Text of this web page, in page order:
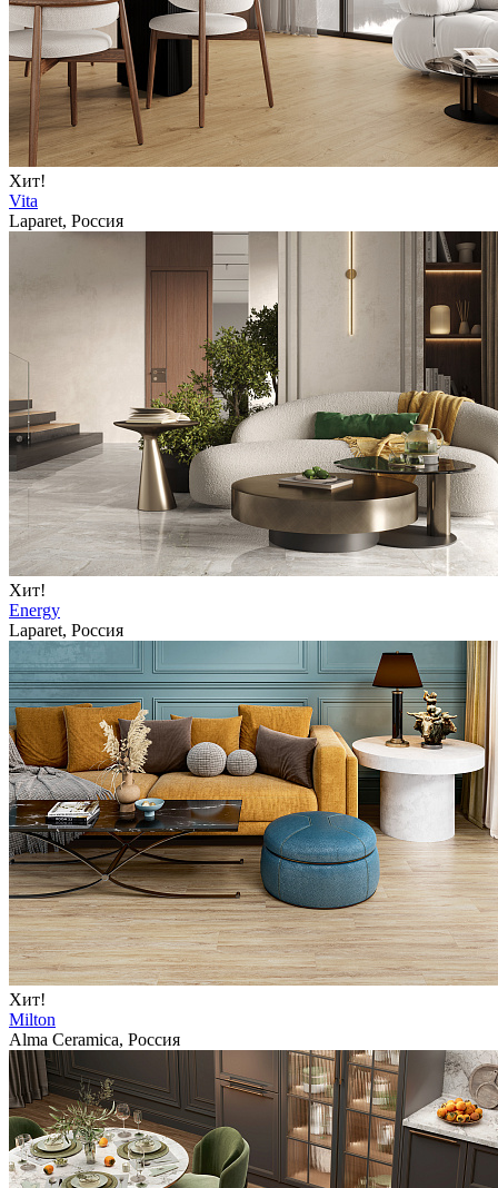
Хит!
Vita
Laparet, Россия
Хит!
Energy
Laparet, Россия
Хит!
Milton
Alma Ceramica, Россия